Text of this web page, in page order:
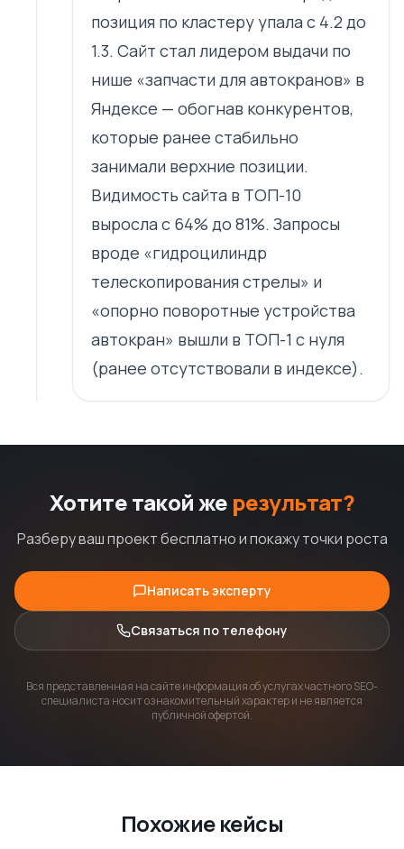
позиция по кластеру упала с 4.2 до
1.3. Сайт стал лидером выдачи по
нише «запчасти для автокранов» в
Яндексе — обогнав конкурентов,
которые ранее стабильно
занимали верхние позиции.
Видимость сайта в ТОП-10
выросла с 64% до 81%. Запросы
вроде «гидроцилиндр
телескопирования стрелы» и
«опорно поворотные устройства
автокран» вышли в ТОП-1 с нуля
(ранее отсутствовали в индексе).
Хотите такой же результат?
Разберу ваш проект бесплатно и покажу точки роста
Написать эксперту
Связаться по телефону
Вся представленная на сайте информация об услугах частного SEO-
специалиста носит ознакомительный характер и не является
публичной офертой.
Похожие кейсы